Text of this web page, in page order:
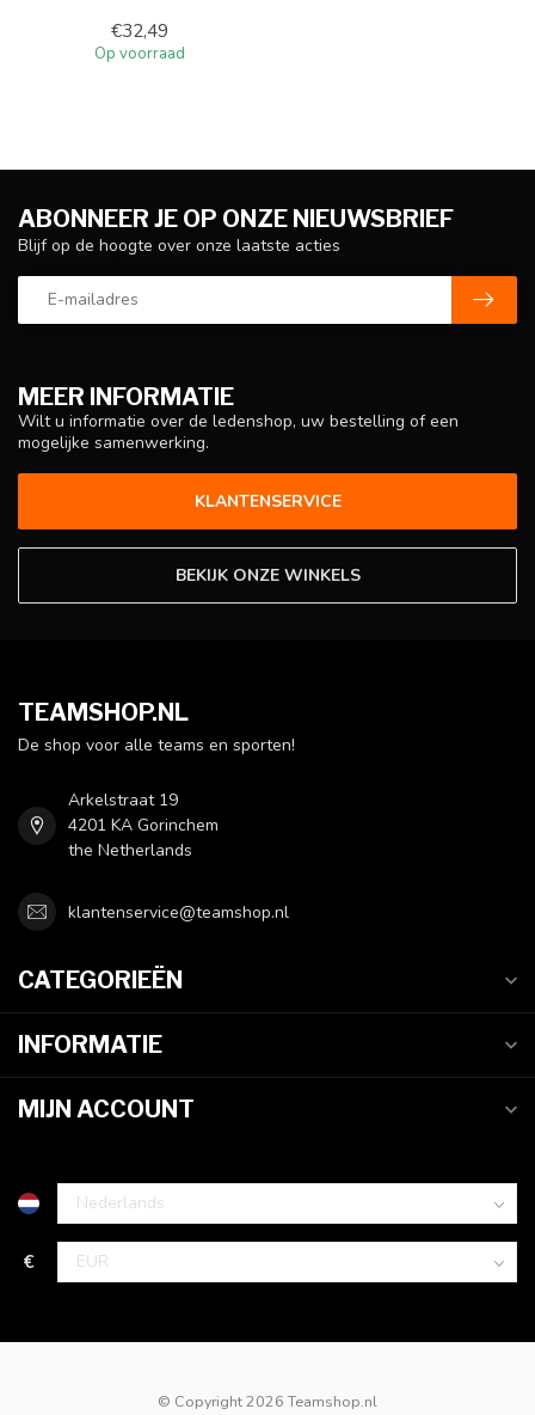
€32,49
Op voorraad
MEER INFORMATIE
Wilt u informatie over de ledenshop, uw bestelling of een
mogelijke samenwerking.
KLANTENSERVICE
BEKIJK ONZE WINKELS
ABONNEER JE OP ONZE NIEUWSBRIEF
Blijf op de hoogte over onze laatste acties
TEAMSHOP.NL
De shop voor alle teams en sporten!
Arkelstraat 19
4201 KA Gorinchem
the Netherlands
klantenservice@teamshop.nl
CATEGORIEËN
INFORMATIE
MIJN ACCOUNT
€
© Copyright 2026 Teamshop.nl